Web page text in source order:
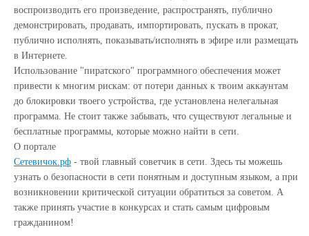
воспроизводить его произведение, распространять, публично
демонстрировать, продавать, импортировать, пускать в прокат,
публично исполнять, показывать/исполнять в эфире или размещать
в Интернете.
Использование "пиратского" программного обеспечения может
привести к многим рискам: от потери данных к твоим аккаунтам
до блокировки твоего устройства, где установлена нелегальная
программа. Не стоит также забывать, что существуют легальные и
бесплатные программы, которые можно найти в сети.
О портале
Сетевичок.рф - твой главный советчик в сети. Здесь ты можешь
узнать о безопасности в сети понятным и доступным языком, а при
возникновении критической ситуации обратиться за советом. А
также принять участие в конкурсах и стать самым цифровым
гражданином!